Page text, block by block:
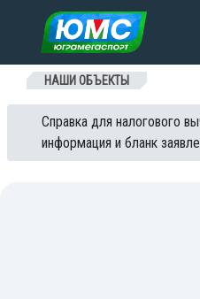
Перейти к содержанию
НАШИ ОБЪЕКТЫ
Справка для налогового
информация и бланк